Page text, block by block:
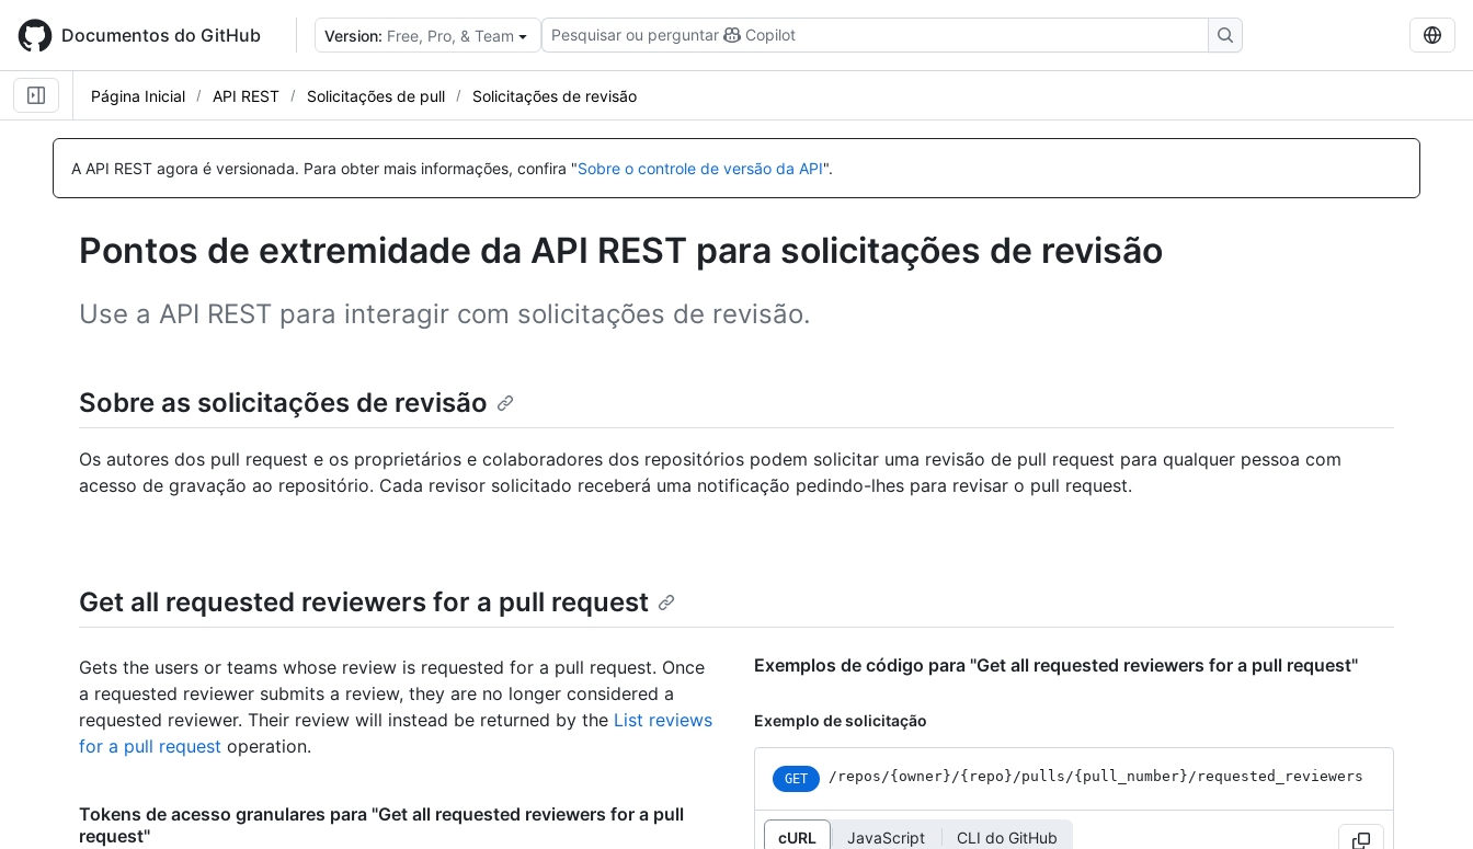
main
content
Documentos do GitHub Version: Free, Pro, & Team Pesquisar ou perguntar Copilot
Página Inicial API REST Solicitações de pull Solicitações de revisão
A API REST agora é versionada. Para obter mais informações, confira "Sobre o controle de versão da API".
Pontos de extremidade da API REST para solicitações de revisão
Use a API REST para interagir com solicitações de revisão.
Sobre as solicitações de revisão
Os autores dos pull request e os proprietários e colaboradores dos repositórios podem solicitar uma revisão de pull request para qualquer pessoa com
acesso de gravação ao repositório. Cada revisor solicitado receberá uma notificação pedindo-lhes para revisar o pull request.
Get all requested reviewers for a pull request
Gets the users or teams whose review is requested for a pull request. Once
a requested reviewer submits a review, they are no longer considered a
requested reviewer. Their review will instead be returned by the List reviews
for a pull request operation.
Tokens de acesso granulares para "Get all requested reviewers for a pull
request"
Nome,
Tipo,
Nome,
Tipo,
Exemplos de código para "Get all requested reviewers for a pull request"
Exemplo de solicitação
GET /repos/{owner}/{repo}/pulls/{pull_ number}/requested_ reviewers
cURL JavaScript CLI do GitHub
Nome,
Tipo,
Nome,
Tipo,
Nome,
Tipo,
Nome,
Tipo,
Nome,
Tipo,
Nome,
Tipo,